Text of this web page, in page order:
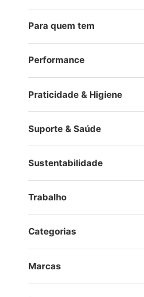
Categorias
Marcas
Para quem tem
Performance
Praticidade & Higiene
Suporte & Saúde
Sustentabilidade
Trabalho